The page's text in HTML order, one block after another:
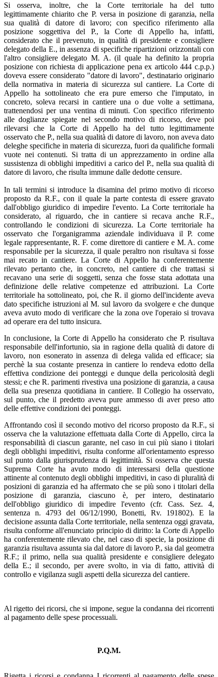
Si osserva, inoltre, che la Corte territoriale ha del tutto
legittimamente chiarito che P. versa in posizione di garanzia, nella
sua qualità di datore di lavoro; con specifico riferimento alla
posizione soggettiva del P., la Corte di Appello ha, infatti,
considerato che il prevenuto, in qualità di presidente e consigliere
delegato della E., in assenza di specifiche ripartizioni orizzontali con
l'altro consigliere delegato M. A. (il quale ha definito la propria
posizione con richiesta di applicazione pena ex articolo 444 c.p.p.)
doveva essere considerato "datore di lavoro", destinatario originario
della normativa in materia di sicurezza sul cantiere. La Corte di
Appello ha sottolineato che era pure emerso che l'imputato, in
concreto, soleva recarsi in cantiere una o due volte a settimana,
trattenendosi per una ventina di minuti. Con specifico riferimento
alle doglianze spiegate nel secondo motivo di ricorso, deve poi
rilevarsi che la Corte di Appello ha del tutto legittimamente
osservato che P., nella sua qualità di datore di lavoro, non aveva dato
deleghe specifiche in materia di sicurezza, fuori da qualifiche formali
vuote nei contenuti. Si tratta di un apprezzamento in ordine alla
sussistenza di obblighi impeditivi a carico del P., nella sua qualità di
datore di lavoro, che risulta immune dalle dedotte censure.
In tali termini si introduce la disamina del primo motivo di ricorso
proposto da R.F., con il quale la parte contesta di essere gravato
dall'obbligo giuridico di impedire l'evento. La Corte territoriale ha
considerato, al riguardo, che in cantiere si recava anche R.F.,
controllando le condizioni di sicurezza. La Corte territoriale ha
osservato che l'organigramma aziendale individuava il P. come
legale rappresentante, R. F. come direttore di cantiere e M. A. come
responsabile per la sicurezza, il quale peraltro non risultava si fosse
mai recato in cantiere. La Corte di Appello ha conferentemente
rilevato pertanto che, in concreto, nel cantiere di che trattasi si
recavano una serie di soggetti, senza che fosse stata adottata una
definizione delle relative competenze ed attribuzioni. La Corte
territoriale ha sottolineato, poi, che R. il giorno dell'incidente aveva
dato specifiche istruzioni al M. sul lavoro da svolgere e che dunque
aveva avuto modo di verificare che la zona ove l'operaio si trovava
ad operare era del tutto insicura.
In conclusione, la Corte di Appello ha considerato che P. risultava
responsabile dell'infortunio, sia in ragione della qualità di datore di
lavoro, non esonerato in assenza di delega valida ed efficace; sia
perchè la sua costante presenza in cantiere lo rendeva edotto della
effettiva condizione dei ponteggi e dunque della pericolosità degli
stessi; e che R. parimenti rivestiva una posizione di garanzia, a causa
della sua presenza quotidiana in cantiere. Il Collegio ha osservato,
sul punto, che il predetto aveva pure ammesso di aver preso atto
delle effettive condizioni dei ponteggi.
Affrontando così il secondo motivo del ricorso proposto da R.F., si
osserva che la valutazione effettuata dalla Corte di Appello, circa la
responsabilità di ciascun garante, nel caso in cui più siano i titolari
degli obblighi impeditivi, risulta conforme all'orientamento espresso
sul punto dalla giurisprudenza di legittimità. Si osserva che questa
Suprema Corte ha avuto modo di interessarsi della questione
attinente al contenuto degli obblighi impeditivi, in caso di pluralità di
posizioni di garanzia ed ha affermato che se più sono i titolari della
posizione di garanzia, ciascuno è, per intero, destinatario
dell'obbligo giuridico di impedire l'evento (cfr. Cass. Sez. 4,
sentenza n. 4793 del 06/12/1990, Bonetti, Rv. 191802). E la
decisione assunta dalla Corte territoriale, nella sentenza oggi gravata,
risulta conforme all'enunciato principio di diritto: la Corte di Appello
ha conferentemente rilevato che, nel caso di specie, la posizione di
garanzia risultava assunta sia dal datore di lavoro P., sia dal geometra
R.F.; il primo, nella sua qualità presidente e consigliere delegato
della E.; il secondo, per avere svolto, in via di fatto, attività di
controllo e vigilanza sugli aspetti della sicurezza del cantiere.
Al rigetto dei ricorsi, che si impone, segue la condanna dei ricorrenti
al pagamento delle spese processuali.
P.Q.M.